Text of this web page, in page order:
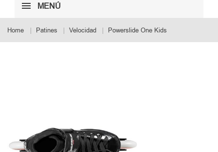
MENÚ
Home Patines Velocidad Powerslide One Kids